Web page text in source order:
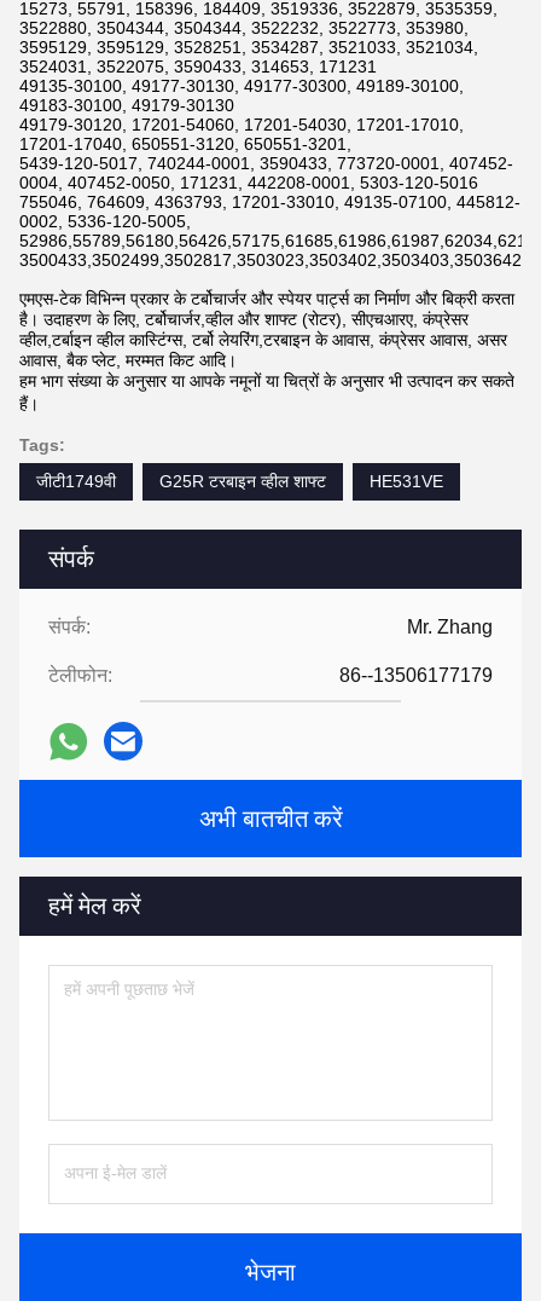
संपर्क
संपर्क: Mr. Zhang
टेलीफोन: 86--13506177179
अभी बातचीत करें
हमें मेल करें
भेजना
15273, 55791, 158396, 184409, 3519336, 3522879, 3535359,
3522880, 3504344, 3504344, 3522232, 3522773, 353980,
3595129, 3595129, 3528251, 3534287, 3521033, 3521034,
3524031, 3522075, 3590433, 314653, 171231
49135-30100, 49177-30130, 49177-30300, 49189-30100,
49183-30100, 49179-30130
49179-30120, 17201-54060, 17201-54030, 17201-17010,
17201-17040, 650551-3120, 650551-3201,
5439-120-5017, 740244-0001, 3590433, 773720-0001, 407452-
0004, 407452-0050, 171231, 442208-0001, 5303-120-5016
755046, 764609, 4363793, 17201-33010, 49135-07100, 445812-
0002, 5336-120-5005,
एमएस-टेक विभिन्न प्रकार के टर्बोचार्जर और स्पेयर पार्ट्स का निर्माण और बिक्री करता
है। उदाहरण के लिए, टर्बोचार्जर,व्हील और शाफ्ट (रोटर), सीएचआरए, कंप्रेसर
व्हील,टर्बाइन व्हील कास्टिंग्स, टर्बो लेयरिंग,टरबाइन के आवास, कंप्रेसर आवास, असर
आवास, बैक प्लेट, मरम्मत किट आदि।
हम भाग संख्या के अनुसार या आपके नमूनों या चित्रों के अनुसार भी उत्पादन कर सकते
हैं।
Tags:
जीटी1749वी
G25R टरबाइन व्हील शाफ्ट HE531VE